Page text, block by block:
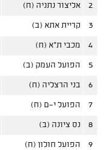
2 אליצור נתניה (ח)
3 קריית אתא (ב)
4 מכבי ת"א (ח)
5 הפועל העמק (ב)
6 בני הרצליה (ח)
7 הפועל י-ם (ח)
8 נס ציונה (ב)
9 הפועל חולון (ח)